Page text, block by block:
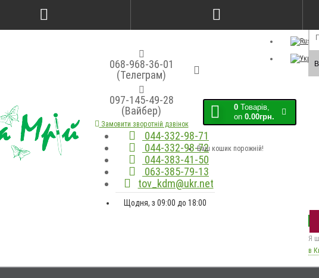
Закладки (0)
068-968-36-01
(Телеграм)
097-145-49-28
(Вайбер)
Замовити зворотній дзвінок
044-332-98-71
044-332-98-72
044-383-41-50
063-385-79-13
tov_kdm@ukr.net
Щодня, з 09:00 до 18:00
0 Товарів,
on 0.00грн.
Ваш кошик порожній!
Я
в